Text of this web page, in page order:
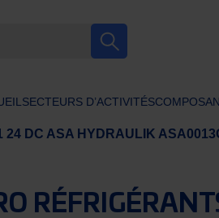
SECTEURS D’ACTIVITÉS
DC ASA HYDRAULIK